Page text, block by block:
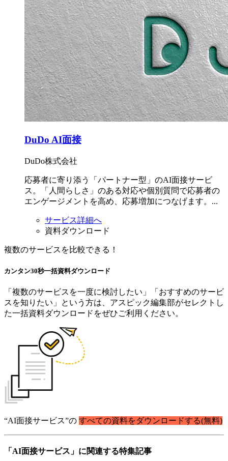
DuDo AI面接
DuDo株式会社
応募者に寄り添う「パートナー型」のAI面接サービ
ス。「人間らしさ」のある対応や個別質問で応募者の
エンゲージメントを高め、応募増加につなげます。...
サービス詳細へ
資料ダウンロード
複数のサービスを比較できる！
カンタン30秒一括資料ダウンロード
「複数のサービスを一度に検討したい」「おすすめのサービ
スを知りたい」という方は、アスピック編集部がセレクトし
た一括資料ダウンロードをぜひご利用ください。
“AI面接サービス”の すべての資料をダウンロードする(無料)
「AI面接サービス」に関連する特集記事